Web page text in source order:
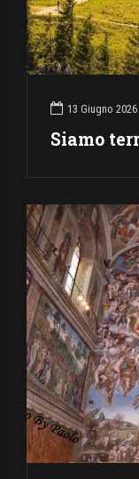
13 Giugno 2026
Siamo